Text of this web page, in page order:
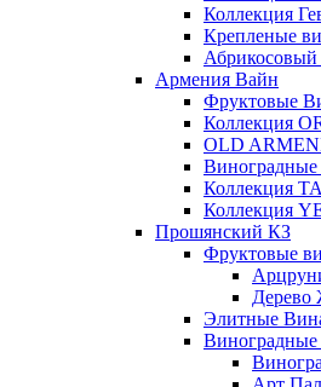
Коллекция
Крепленые
Абрикосовый
Армения Вайн
Фруктовые
Коллекция
OLD
Коллекция
Коллекция
Прошянский КЗ
Фруктовые
Дерево
Элитные
Виноградные